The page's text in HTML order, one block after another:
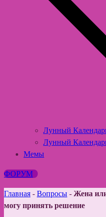
Лунный
Лунный
Мемы
ФОРУМ
Главная - Вопросы - Жена
могу принять решение